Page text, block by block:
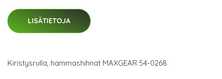
LISÄTIETOJA
Kiristysrulla, hammashihnat MAXGEAR 54-0268